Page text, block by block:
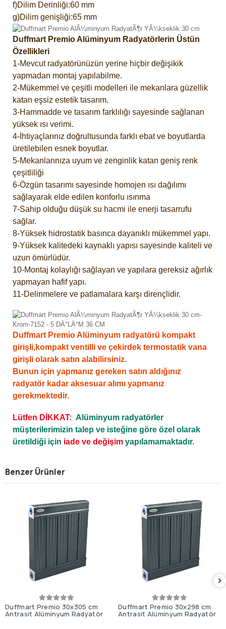
f)Dilim Derinliği:60 mm
g)Dilim genişliği:65 mm
Duffmart Premio Alüminyum Radyatörlerin Üstün
Özellikleri
1-Mevcut radyatörünüzün yerine hiçbir değişikik
yapmadan montaj yapılabilme.
2-Mükemmel ve çeşitli modelleri ile mekanlara güzellik
katan eşsiz estetik tasarım.
3-Hammadde ve tasarım farklılığı sayesinde sağlanan
yüksek ısı verimi.
4-İhtiyaçlarınız doğrultusunda farklı ebat ve boyutlarda
üretilebilen esnek boyutlar.
5-Mekanlarınıza uyum ve zenginlik katan geniş renk
çeşitliliği
6-Özgün tasarımı sayesinde homojen ısı dağılımı
sağlayarak elde edilen konforlu ısınma
7-Sahip olduğu düşük su hacmi ile enerji tasarrufu
sağlar.
8-Yüksek hidrostatik basınca dayanıklı mükemmel yapı.
9-Yüksek kalitedeki kaynaklı yapısı sayesinde kaliteli ve
uzun ömürlüdür.
10-Montaj kolaylığı sağlayan ve yapılara gereksiz ağırlık
yapmayan hafif yapı.
11-Delinmelere ve patlamalara karşı dirençlidir.
Duffmart Premio Alüminyum radyatörü kompakt
girişli,kompakt ventilli ve çekirdek termostatik vana
girişli olarak satın alabilirsiniz.
Bunun için yapmanız gereken satın aldığınız
radyatör kadar aksesuar alımı yapmanız
gerekmektedir.
Lütfen DİKKAT: Alüminyum radyatörler
müşterilerimizin talep ve isteğine göre özel olarak
üretildiği için iade ve değişim yapılamamaktadır.
Benzer Ürünler
Duffmart Premio 30x305 cm
Antrasit Alüminyum Radyatör
Duffmart Premio 30x298 cm
Antrasit Alüminyum Radyatör